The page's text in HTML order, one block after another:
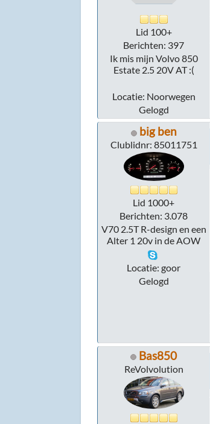
Lid 100+
Berichten: 397
Ik mis mijn Volvo 850
Estate 2.5 20V AT :(
Locatie: Noorwegen
Gelogd
big ben
Clublidnr: 85011751
Lid 1000+
Berichten: 3.078
V70 2.5T R-design en een
Alter 1 20v in de AOW
Locatie: goor
Gelogd
Bas850
ReVolvolution